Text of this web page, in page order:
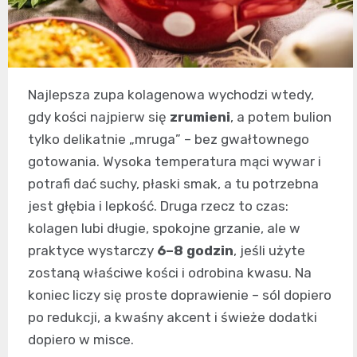
Najlepsza zupa kolagenowa wychodzi wtedy,
gdy kości najpierw się zrumieni, a potem bulion
tylko delikatnie „mruga” – bez gwałtownego
gotowania. Wysoka temperatura mąci wywar i
potrafi dać suchy, płaski smak, a tu potrzebna
jest głębia i lepkość. Druga rzecz to czas:
kolagen lubi długie, spokojne grzanie, ale w
praktyce wystarczy 6–8 godzin, jeśli użyte
zostaną właściwe kości i odrobina kwasu. Na
koniec liczy się proste doprawienie – sól dopiero
po redukcji, a kwaśny akcent i świeże dodatki
dopiero w misce.